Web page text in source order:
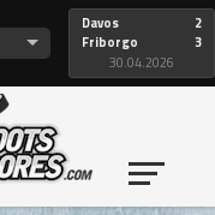
Davos
Friborgo
2
3
30.04.2026